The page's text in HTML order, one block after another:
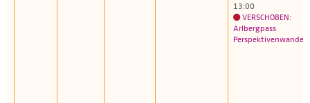
13:00
VERSCHOBEN:
Arlbergpass